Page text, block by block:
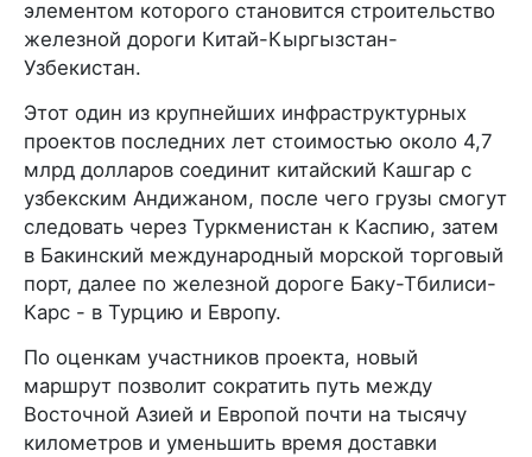
элементом которого становится строительство
железной дороги Китай-Кыргызстан-
Узбекистан.
Этот один из крупнейших инфраструктурных
проектов последних лет стоимостью около 4,7
млрд долларов соединит китайский Кашгар с
узбекским Андижаном, после чего грузы смогут
следовать через Туркменистан к Каспию, затем
в Бакинский международный морской торговый
порт, далее по железной дороге Баку-Тбилиси-
Карс - в Турцию и Европу.
По оценкам участников проекта, новый
маршрут позволит сократить путь между
Восточной Азией и Европой почти на тысячу
километров и уменьшить время доставки